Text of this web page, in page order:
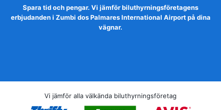
Spara tid och pengar. Vi jämför biluthyrningsföretagens
erbjudanden i Zumbi dos Palmares International Airport på dina
vägnar.
Vi jämför alla välkända biluthyrningsföretag